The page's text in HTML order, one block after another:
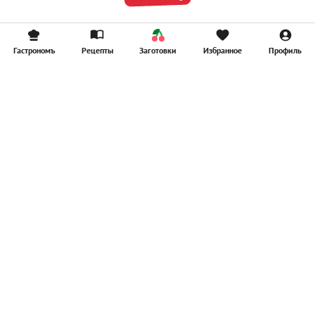
Гастрономъ Рецепты Заготовки Избранное Профиль